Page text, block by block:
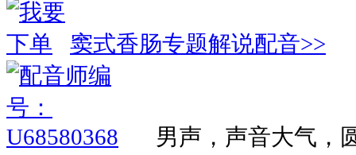
窦式香肠专题解说配音>>
男声，声音大气，